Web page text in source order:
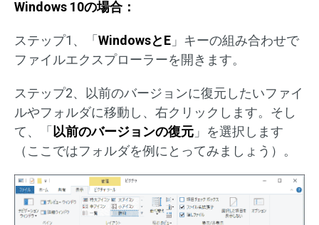
Windows 10の場合：
ステップ1、「 WindowsとE 」キーの組み合わせで
ファイルエクスプローラーを開きます。
ステップ2、以前のバージョンに復元したいファイ
ルやフォルダに移動し、右クリックします。そし
て、「 以前のバージョンの復元 」を選択します
（ここではフォルダを例にとってみましょう）。